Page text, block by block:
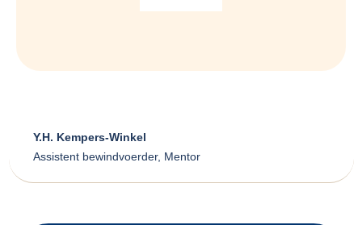
Y.H. Kempers-Winkel
Assistent bewindvoerder, Mentor